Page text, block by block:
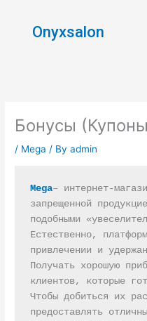
contentOnyxsalon
Бонусы
/ Mega / Byadmin
Mega– интернет-
запрещенной
подобными
Естественно,
привлечении и
Получать хорошую
клиентов, которые
Чтобы добиться их
предоставлять